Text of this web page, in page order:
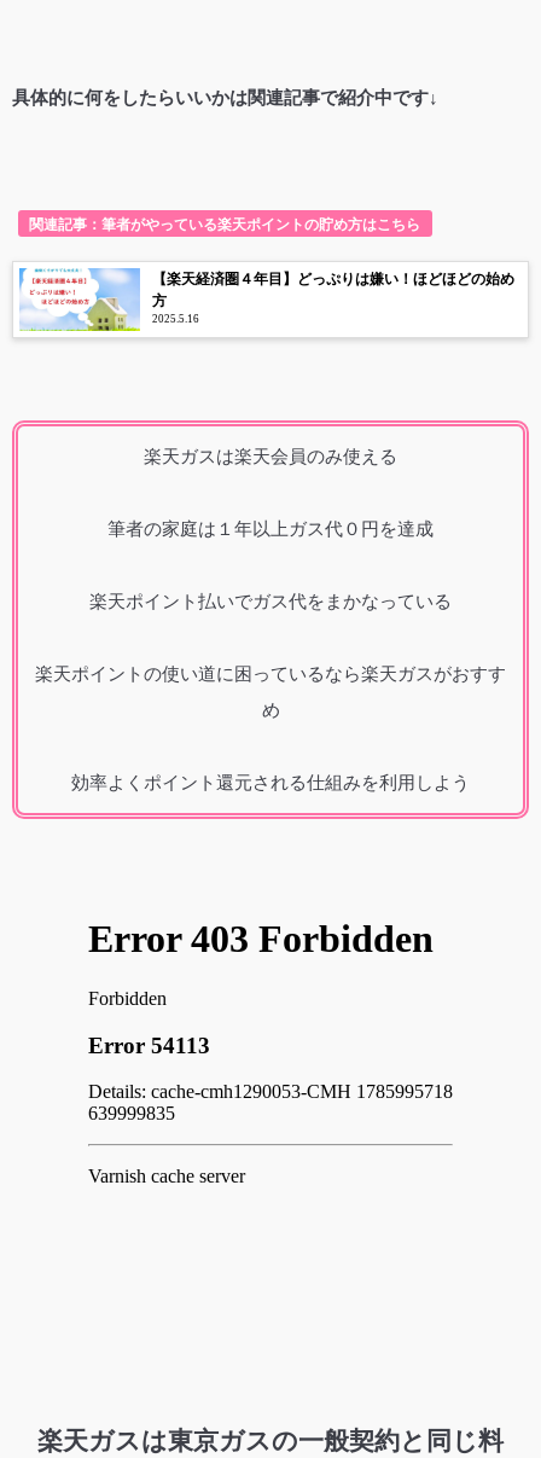
具体的に何をしたらいいかは関連記事で紹介中です↓
関連記事：筆者がやっている楽天ポイントの貯め方はこちら
【楽天経済圏４年目】どっぷりは嫌い！ほどほどの始め
方
2025.5.16
楽天ガスは楽天会員のみ使える
筆者の家庭は１年以上ガス代０円を達成
楽天ポイント払いでガス代をまかなっている
楽天ポイントの使い道に困っているなら楽天ガスがおすす
め
効率よくポイント還元される仕組みを利用しよう
楽天ガスは東京ガスの一般契約と同じ料